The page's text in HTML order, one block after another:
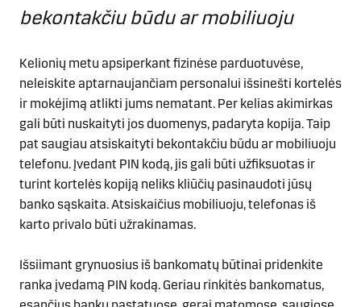
bekontakčiu būdu ar mobiliuoju
Kelionių metu apsiperkant fizinėse parduotuvėse,
neleiskite aptarnaujančiam personalui išsinešti kortelės
ir mokėjimą atlikti jums nematant. Per kelias akimirkas
gali būti nuskaityti jos duomenys, padaryta kopija. Taip
pat saugiau atsiskaityti bekontakčiu būdu ar mobiliuoju
telefonu. Įvedant PIN kodą, jis gali būti užfiksuotas ir
turint kortelės kopiją neliks kliūčių pasinaudoti jūsų
banko sąskaita. Atsiskaičius mobiliuoju, telefonas iš
karto privalo būti užrakinamas.
Išsiimant grynuosius iš bankomatų būtinai pridenkite
ranka įvedamą PIN kodą. Geriau rinkitės bankomatus,